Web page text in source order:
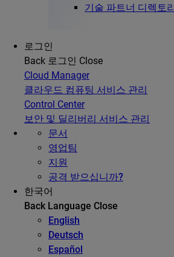
기술 파트너 디렉토리
로그인
Back 로그인 Close
Cloud Manager
클라우드 컴퓨팅 서비스 관리
Control Center
보안 및 딜리버리 서비스 관리
문서
영업팀
지원
공격 받으십니까?
한국어
Back Language Close
English
Deutsch
Español